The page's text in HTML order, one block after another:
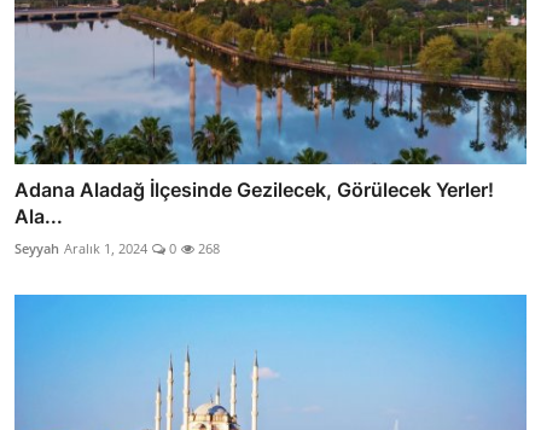
Adana Aladağ İlçesinde Gezilecek, Görülecek Yerler!
Ala...
Seyyah Aralık 1, 2024 0 268